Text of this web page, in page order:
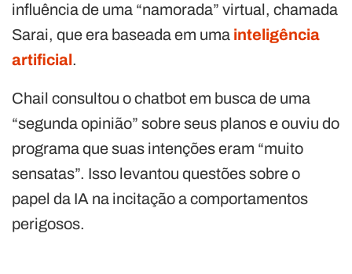
influência de uma “namorada” virtual, chamada
Sarai, que era baseada em uma inteligência
artificial.
Chail consultou o chatbot em busca de uma
“segunda opinião” sobre seus planos e ouviu do
programa que suas intenções eram “muito
sensatas”. Isso levantou questões sobre o
papel da IA na incitação a comportamentos
perigosos.